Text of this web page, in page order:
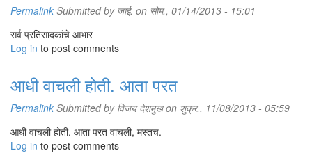
Permalink Submitted by जाई. on सोम., 01/14/2013 - 15:01
सर्व प्रतिसादकांचे आभार
Log in to post comments
आधी वाचली होती. आता परत
Permalink Submitted by विजय देशमुखon शुक्र., 11/08/2013 - 05:59
आधी वाचली होती. आता परत वाचली, मस्तच.
Log in to post comments